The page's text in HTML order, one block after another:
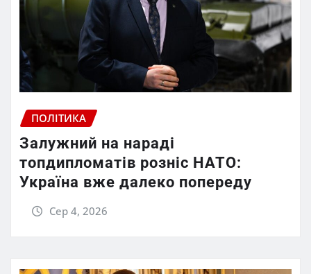
ПОЛІТИКА
Залужний на нараді
топдипломатів розніс НАТО:
Україна вже далеко попереду
Сер 4, 2026